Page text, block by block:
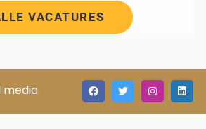
VACATURES
media